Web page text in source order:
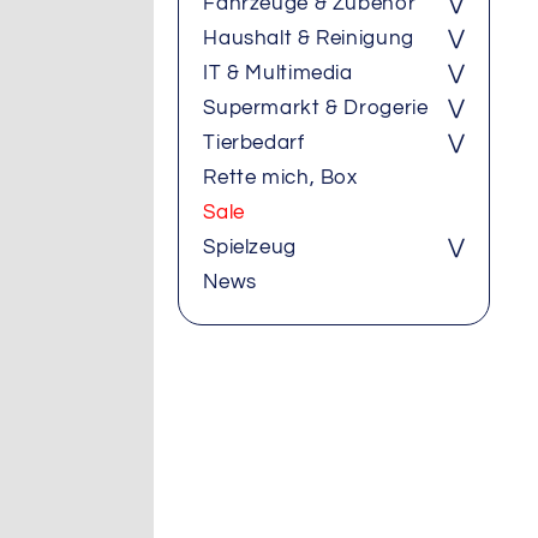
Haushalt & Reinigung
⋁
IT & Multimedia
⋁
Supermarkt & Drogerie
⋁
Tierbedarf
⋁
Rette mich, Box
Sale
Spielzeug
⋁
News